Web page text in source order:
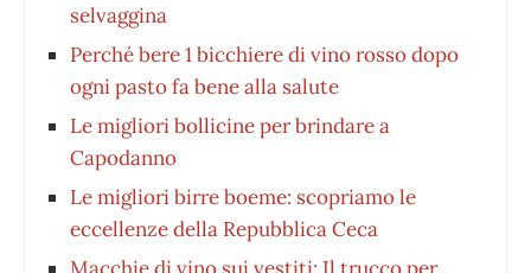
selvaggina
Perché bere 1 bicchiere di vino rosso dopo
ogni pasto fa bene alla salute
Le migliori bollicine per brindare a
Capodanno
Le migliori birre boeme: scopriamo le
eccellenze della Repubblica Ceca